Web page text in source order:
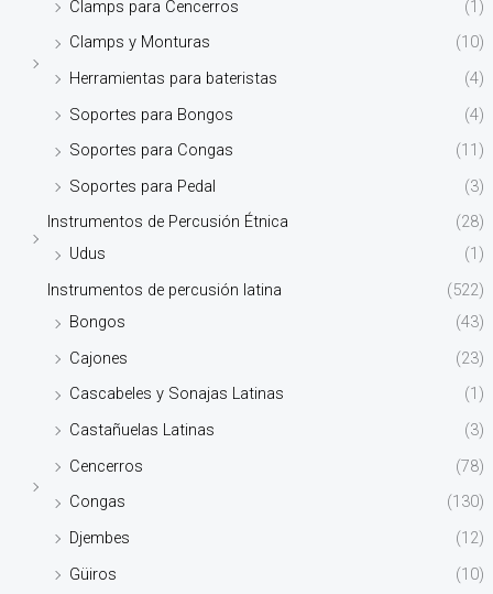
Clamps para Cencerros
(1)
Clamps y Monturas
(10)
Herramientas para bateristas
(4)
Soportes para Bongos
(4)
Soportes para Congas
(11)
Soportes para Pedal
(3)
Instrumentos de Percusión Étnica
(28)
Udus
(1)
Instrumentos de percusión latina
(522)
Bongos
(43)
Cajones
(23)
Cascabeles y Sonajas Latinas
(1)
Castañuelas Latinas
(3)
Cencerros
(78)
Congas
(130)
Djembes
(12)
Güiros
(10)